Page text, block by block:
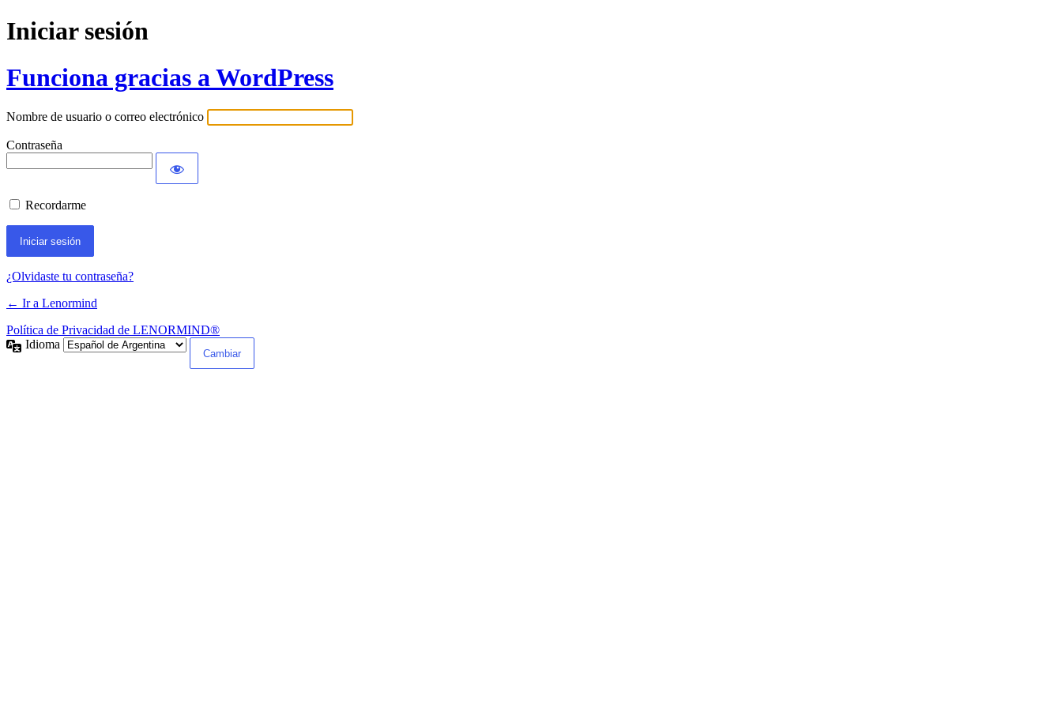
Iniciar sesión
Funciona gracias a WordPress
Nombre de usuario o correo electrónico
Contraseña
Recordarme
¿Olvidaste tu contraseña?
← Ir a Lenormind
Política de Privacidad de LENORMIND®
Idioma